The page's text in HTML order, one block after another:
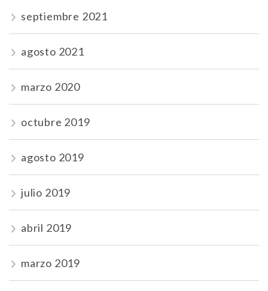
septiembre 2021
agosto 2021
marzo 2020
octubre 2019
agosto 2019
julio 2019
abril 2019
marzo 2019